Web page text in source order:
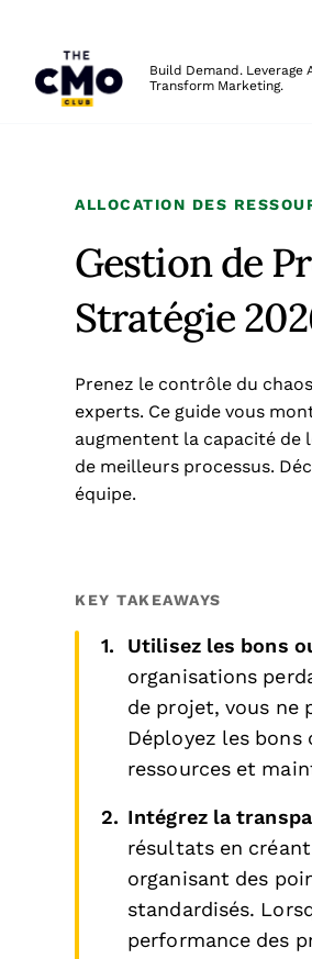
Build Demand. Leverage
Transform Marketing.
ALLOCATION DES
Gestion de
Stratégie
Prenez le contrôle du
experts. Ce guide vous
augmentent la capacité de
de meilleurs processus.
équipe.
KEY TAKEAWAYS
Utilisez les bons
organisations
de projet, vous ne
Déployez les bons
ressources et
Intégrez la
résultats en
organisant des
standardisés.
performance des